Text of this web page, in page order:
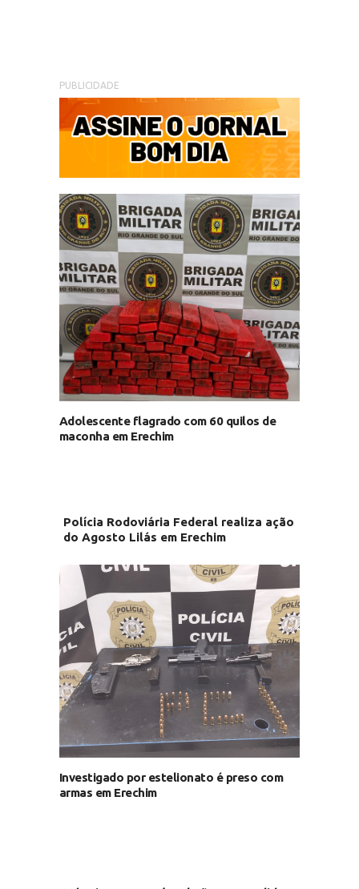
PUBLICIDADE
Adolescente flagrado com 60 quilos de
maconha em Erechim
Polícia Rodoviária Federal realiza ação
do Agosto Lilás em Erechim
Investigado por estelionato é preso com
armas em Erechim